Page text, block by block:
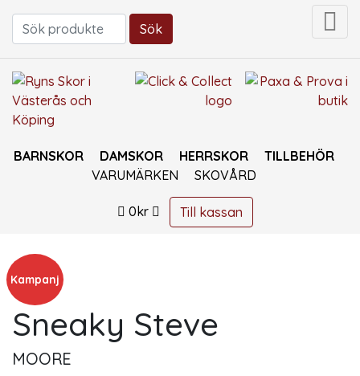
Sök efter:
Sök
BARNSKOR DAMSKOR HERRSKOR
TILLBEHÖR
VARUMÄRKEN
SKOVÅRD
0kr Till kassan
Kampanj
Sneaky Steve
MOORE